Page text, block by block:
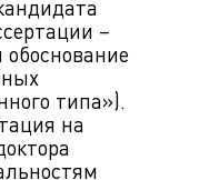
–
типа»).
на